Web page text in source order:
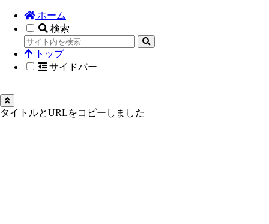
ホーム
検索
トップ
サイドバー
タイトルとURLをコピーしました